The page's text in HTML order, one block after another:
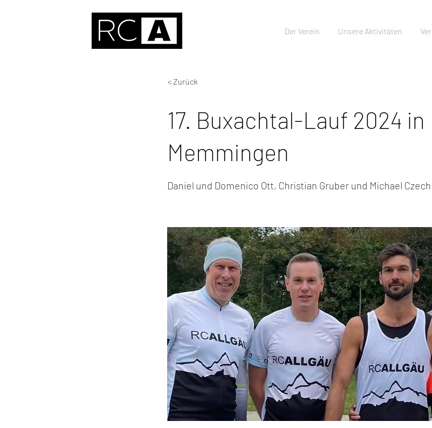
Der Verein Unsere Aktivitäten
< Zurück
17. Buxachtal-Lauf 2024 in
Memmingen
Daniel und Domenico Ott, Christian Gruber und Michael